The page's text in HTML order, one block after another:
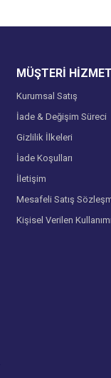
MÜŞTERİ
Kurumsal Satış
İade & Değişim Süreci
Gizlilik İlkeleri
İade Koşulları
İletişim
Mesafeli Satış
Kişisel Verilen Kullanımı